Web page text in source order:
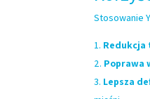
Stosowanie
Redukcja
Poprawa
Lepsza